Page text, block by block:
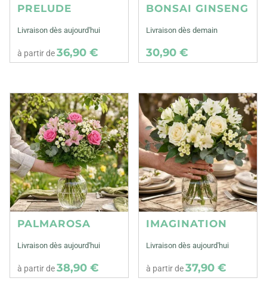
PRELUDE
Livraison dès aujourd'hui
à partir de36,90 €
BONSAI GINSENG
Livraison dès demain
30,90 €
PALMAROSA
Livraison dès aujourd'hui
à partir de38,90 €
IMAGINATION
Livraison dès aujourd'hui
à partir de37,90 €